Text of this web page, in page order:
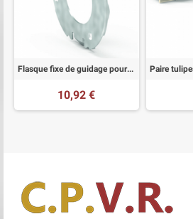
Flasque fixe de guidage pour console Polyréno 180
10,92 €